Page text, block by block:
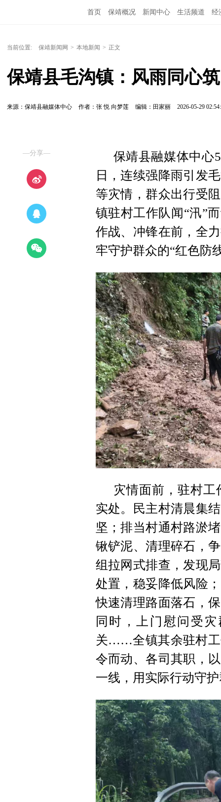
首页 保靖概况 新闻中心 生活频道 经
当前位置: 保靖新闻网 > 本地新闻 > 正文
保靖县毛沟镇：风雨同心
来源：保靖县融媒体中心 作者：张 悦 向梦莲 编辑：田家丽 2026-05-29
—分享—
保靖县融媒体中心
日，连续强降雨引发
等灾情，群众出行受
镇驻村工作队闻“汛”
作战、冲锋在前，全
牢守护群众的“红色防
灾情面前，驻村
实处。民主村清晨集
坚；排当村通村路淤
锹铲泥、清理碎石，
组拉网式排查，发现
处置，稳妥降低风险
快速清理路面落石，
同时，上门慰问受
关……全镇其余驻村工
令而动、各司其职，
一线，用实际行动守